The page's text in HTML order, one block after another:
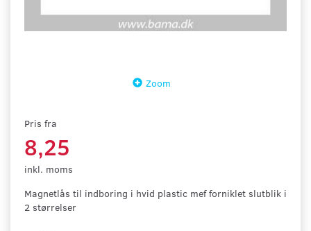
Zoom
Pris fra
8,25
inkl. moms
Magnetlås til indboring i hvid plastic mef forniklet slutblik i
2 størrelser